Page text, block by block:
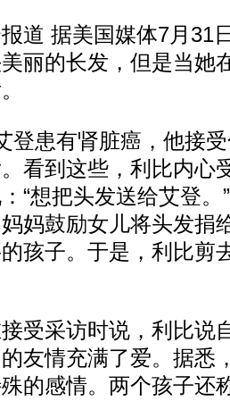
据美国媒体7月31
丽的长发，但是当她
患有肾脏癌，他接受
看到这些，利比内心
“想把头发送给艾登。
妈鼓励女儿将头发捐
孩子。于是，利比剪
采访时说，利比说
友情充满了爱。据悉
的感情。两个孩子还